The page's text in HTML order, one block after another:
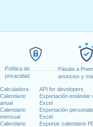
Política de
privacidad
Pásate a
anuncios y
Calculadora
Calendario
anual
Calendario
mensual
Calendario
API for developers
Exportación estándar
Excel
Exportación
Excel
Exportar calendario